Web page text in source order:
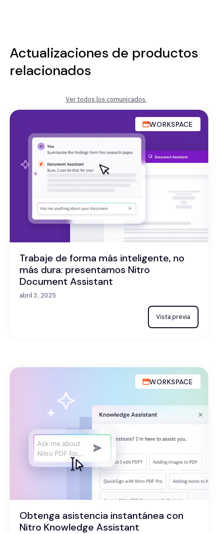
Actualizaciones de productos
relacionados
Ver todos los comunicados
WORKSPACE
Trabaje de forma más inteligente, no
más dura: presentamos Nitro
Document Assistant
abril 3, 2025
Vista previa
WORKSPACE
Obtenga asistencia instantánea con
Nitro Knowledge Assistant